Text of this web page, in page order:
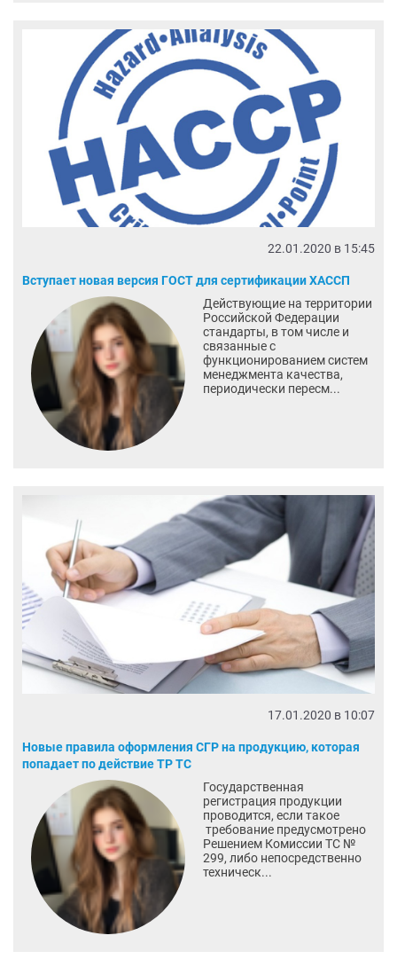
22.01.2020 в 15:45
Вступает новая версия ГОСТ для сертификации ХАССП
Действующие на территории
Российской Федерации
стандарты, в том числе и
связанные с
функционированием систем
менеджмента качества,
периодически пересм...
17.01.2020 в 10:07
Новые правила оформления СГР на продукцию, которая
попадает по действие ТР ТС
Государственная
регистрация продукции
проводится, если такое
требование предусмотрено
Решением Комиссии ТС №
299, либо непосредственно
техническ...